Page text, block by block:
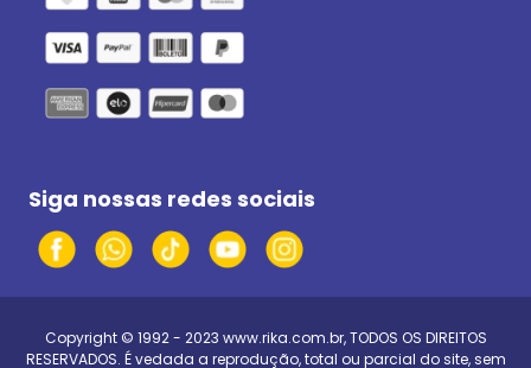
Siga nossas redes sociais
Copyright © 1992 - 2023 www.rika.com.br, TODOS OS DIREITOS
RESERVADOS. É vedada a reprodução, total ou parcial do site, sem